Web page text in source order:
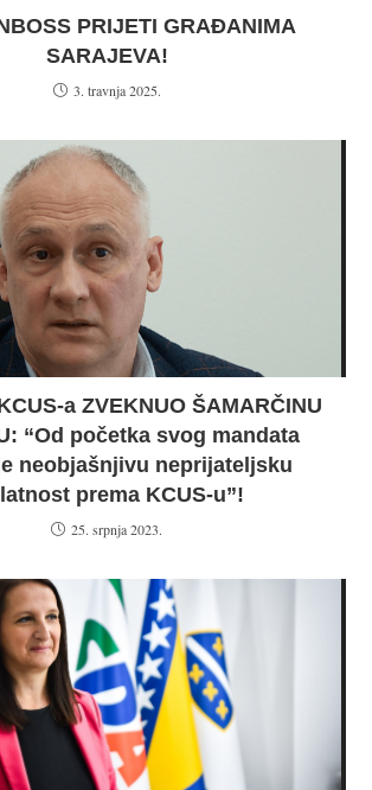
PRIJETI GRAĐANIMA
SARAJEVA!
3. travnja 2025.
a ZVEKNUO ŠAMARČINU
“Od početka svog mandata
neobjašnjivu neprijateljsku
prema KCUS-u”!
25. srpnja 2023.